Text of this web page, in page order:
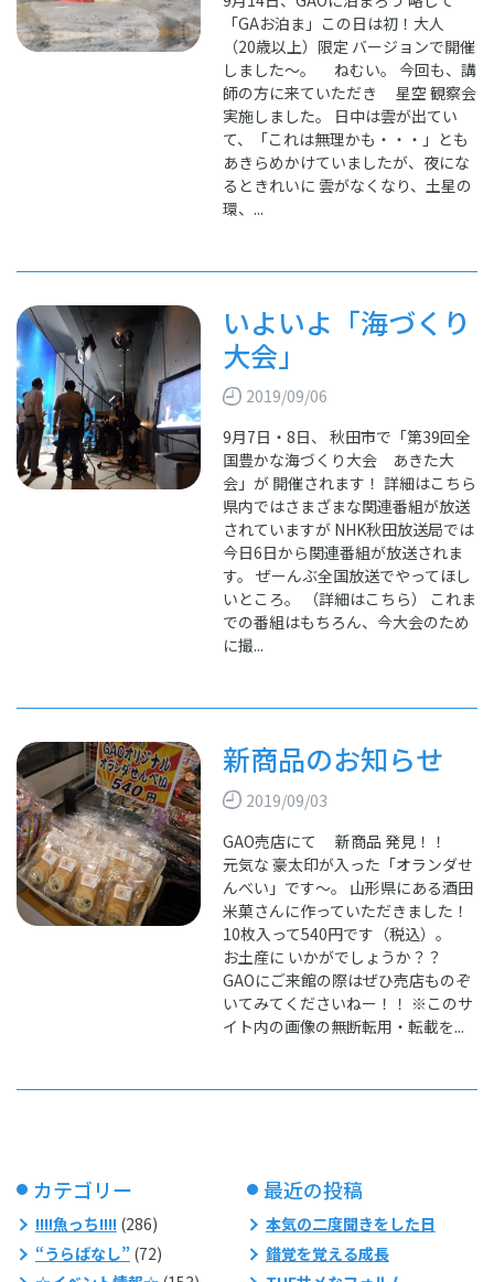
「GAお泊ま」この日は初！大人
（20歳以上）限定 バージョンで開催
しました～。 ねむい。 今回も、講
師の方に来ていただき 星空 観察会
実施しました。 日中は雲が出てい
て、「これは無理かも・・・」とも
あきらめかけていましたが、夜にな
るときれいに 雲がなくなり、土星の
環、...
いよいよ「海づくり
大会」
2019/09/06
9月7日・8日、 秋田市で「第39回全
国豊かな海づくり大会 あきた大
会」が 開催されます！ 詳細はこちら
県内ではさまざまな関連番組が放送
されていますが NHK秋田放送局では
今日6日から関連番組が放送されま
す。 ぜーんぶ全国放送でやってほし
いところ。 （詳細はこちら） これま
での番組はもちろん、今大会のため
に撮...
新商品のお知らせ
2019/09/03
GAO売店にて 新商品 発見！！
元気な 豪太印が入った「オランダせ
んべい」です～。 山形県にある酒田
米菓さんに作っていただきました！
10枚入って540円です（税込）。
お土産に いかがでしょうか？？
GAOにご来館の際はぜひ売店ものぞ
いてみてくださいねー！！ ※このサ
イト内の画像の無断転用・転載を...
カテゴリー
!!!!魚っち!!!!(286)
“うらばなし”(72)
最近の投稿
本気の二度聞きをした日
錯覚を覚える成長